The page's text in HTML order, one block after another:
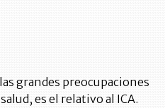
grandes preocupaciones
es el relativo al ICA.